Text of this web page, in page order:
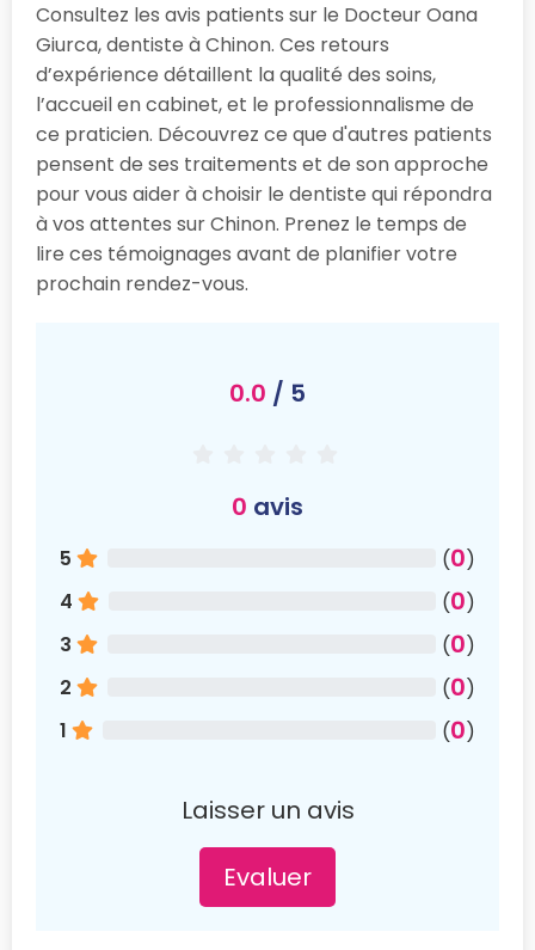
Consultez les avis patients sur le Docteur Oana
Giurca, dentiste à Chinon. Ces retours
d’expérience détaillent la qualité des soins,
l’accueil en cabinet, et le professionnalisme de
ce praticien. Découvrez ce que d'autres patients
pensent de ses traitements et de son approche
pour vous aider à choisir le dentiste qui répondra
à vos attentes sur Chinon. Prenez le temps de
lire ces témoignages avant de planifier votre
prochain rendez-vous.
0.0 / 5
0 avis
5 (0)
4
(0)
3
(0)
2
(0)
1
(0)
Laisser un avis
Evaluer